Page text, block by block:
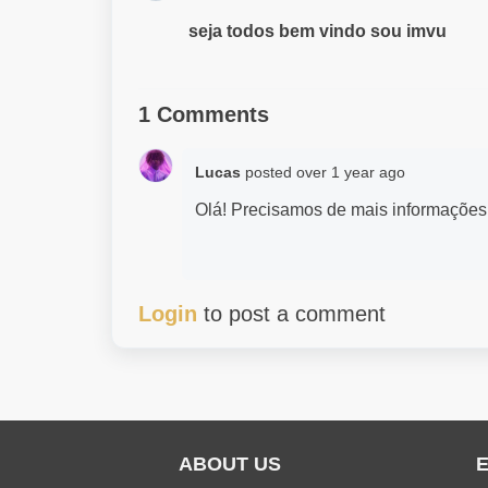
seja todos bem vindo sou imvu
1 Comments
Lucas posted over 1 year ago
Olá! Precisamos de mais
Login to post a comment
ABOUT US